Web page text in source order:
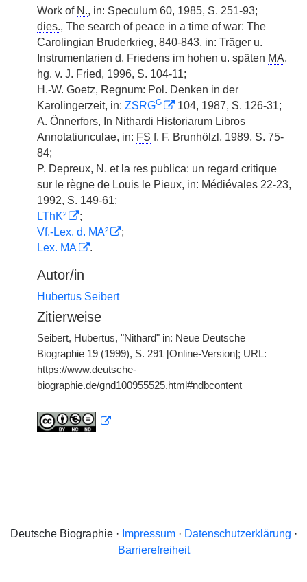
Work of N., in: Speculum 60, 1985, S. 251-93;
dies., The search of peace in a time of war: The
Carolingian Bruderkrieg, 840-843, in: Träger u.
Instrumentarien d. Friedens im hohen u. späten MA,
hg. v. J. Fried, 1996, S. 104-11;
H.-W. Goetz, Regnum: Pol. Denken in der
Karolingerzeit, in: ZSRGG
104, 1987, S. 126-31;
A. Önnerfors, In Nithardi Historiarum Libros
Annotatiunculae, in: FS f. F. Brunhölzl, 1989, S. 75-
84;
P. Depreux, N. et la res publica: un regard critique
sur le règne de Louis le Pieux, in: Médiévales 22-23,
1992, S. 149-61;
LThK²
;
Vf.-Lex. d. MA²
;
Lex. MA
.
Autor/in
Hubertus Seibert
Zitierweise
Seibert, Hubertus, "Nithard" in: Neue Deutsche
Biographie 19 (1999), S. 291 [Online-Version]; URL:
https://www.deutsche-
biographie.de/gnd100955525.html#ndbcontent
Deutsche Biographie · Impressum· Datenschutzerklärung ·
Barrierefreiheit